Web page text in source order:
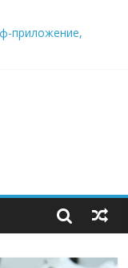
кокосовая вода с
трендом
миллионы людей
этим летом